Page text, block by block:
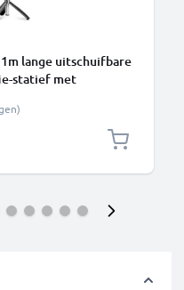
lange uitschuifbare
statief met
Android & meer –